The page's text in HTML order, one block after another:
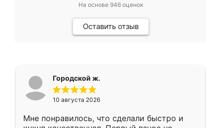
На основе 946оценок
Оставить отзыв
Городской ж.
10 августа 2026
Мне понравилось, что сделали быстро и